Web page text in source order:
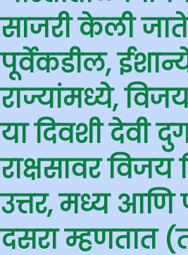
साजरी केली
पूर्वेकडील,
राज्यांमध्ये,
या दिवशी देवी
राक्षसावर
उत्तर, मध्य आणि
दसरा म्हणतात